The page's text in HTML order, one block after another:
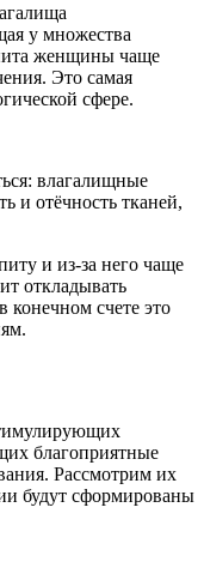
у множества
женщины чаще
Это самая
сфере.
влагалищные
и отёчность тканей,
и из-за него чаще
откладывать
конечном счете это
благоприятные
Рассмотрим их
будут сформированы